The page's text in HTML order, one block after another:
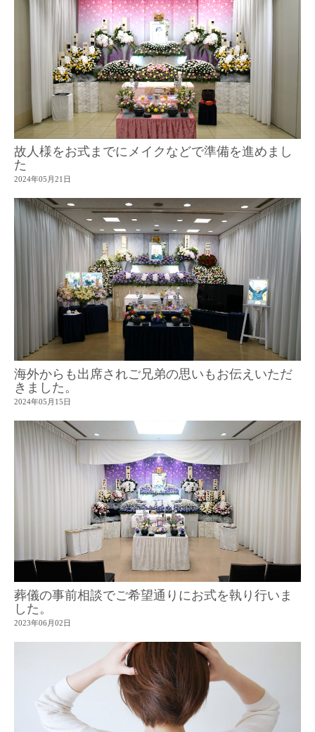
故人様をお式までにメイクなどで準備を進めまし
た
2024年05月21日
海外からも出席されご兄弟の思いもお伝えいただ
きました。
2024年05月15日
葬儀の事前相談でご希望通りにお式を執り行いま
した。
2023年06月02日